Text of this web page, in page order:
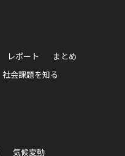
レポート
まとめ
社会課題を知る
気候変動